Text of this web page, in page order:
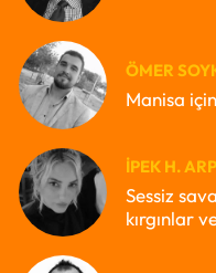
ÖMER
Manisa
İPEK H.
Sessiz
kırgınlar